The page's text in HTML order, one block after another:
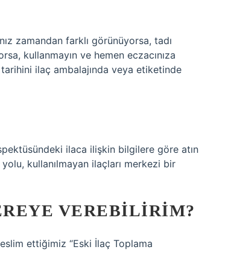
zamandan farklı görünüyorsa, tadı
kullanmayın ve hemen eczacınıza
ilaç ambalajında ​​veya etiketinde
ilaca ilişkin bilgilere göre atın
kullanılmayan ilaçları merkezi bir
VEREBILIRIM?
ettiğimiz “Eski İlaç Toplama